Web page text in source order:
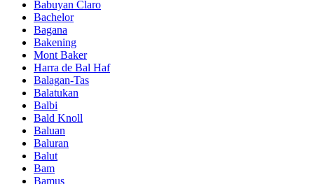
Babuyan Claro
Bachelor
Bagana
Bakening
Mont Baker
Harra de Bal Haf
Balagan-Tas
Balatukan
Balbi
Bald Knoll
Baluan
Baluran
Balut
Bam
Bamus